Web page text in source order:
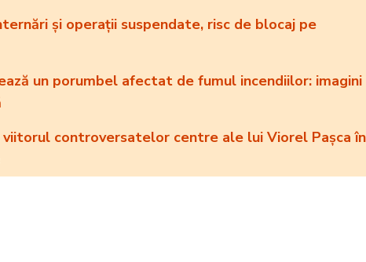
și operații suspendate, risc de blocaj pe
un porumbel afectat de fumul incendiilor: imagini
viitorul controversatelor centre ale lui Viorel Pașca în